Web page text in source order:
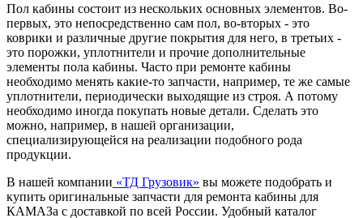
Пол кабины состоит из нескольких основных элементов. Во-
первых, это непосредственно сам пол, во-вторых - это
коврики и различные другие покрытия для него, в третьих -
это порожки, уплотнители и прочие дополнительные
элементы пола кабины. Часто при ремонте кабины
необходимо менять какие-то запчасти, например, те же самые
уплотнители, периодически выходящие из строя. А потому
необходимо иногда покупать новые детали. Сделать это
можно, например, в нашей организации,
специализирующейся на реализации подобного рода
продукции.
В нашей компании «ТД Грузовик» вы можете подобрать и
купить оригинальные запчасти для ремонта кабины для
КАМАЗа с доставкой по всей России. Удобный каталог